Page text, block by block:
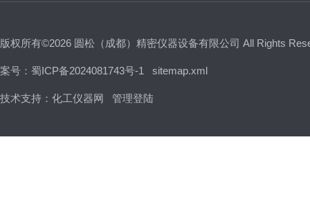
版权所有©2026 圆松（成都）精密仪器设备有限公司 All Rights
案号：蜀ICP备2024081743号-1 sitemap.xml
技术支持： 化工仪器网 管理登陆